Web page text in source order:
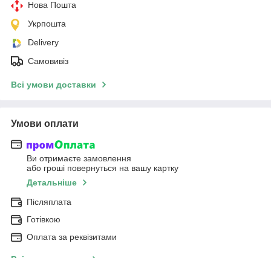
Нова Пошта
Укрпошта
Delivery
Самовивіз
Всі умови доставки
Умови оплати
Ви отримаєте замовлення
або гроші повернуться на вашу картку
Детальніше
Післяплата
Готівкою
Оплата за реквізитами